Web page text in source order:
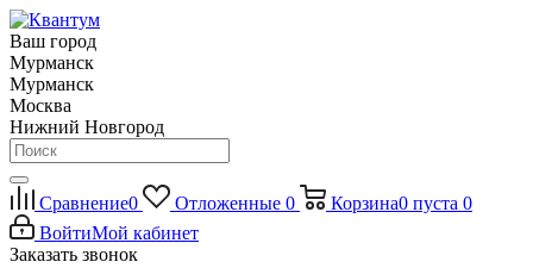
Ваш город
Мурманск
Мурманск
Москва
Нижний Новгород
Сравнение0 Отложенные 0 Корзина0 пуста 0
ВойтиМой кабинет
Заказать звонок